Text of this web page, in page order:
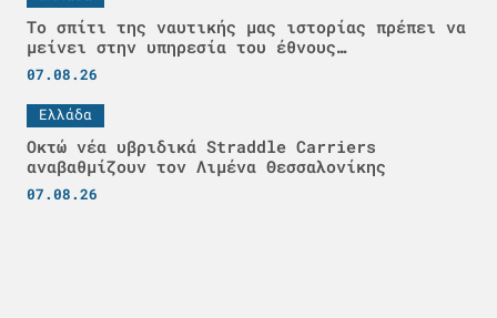
Το σπίτι της ναυτικής μας ιστορίας πρέπει να
μείνει στην υπηρεσία του έθνους…
07.08.26
Ελλάδα
Οκτώ νέα υβριδικά Straddle Carriers
αναβαθμίζουν τον Λιμένα Θεσσαλονίκης
07.08.26